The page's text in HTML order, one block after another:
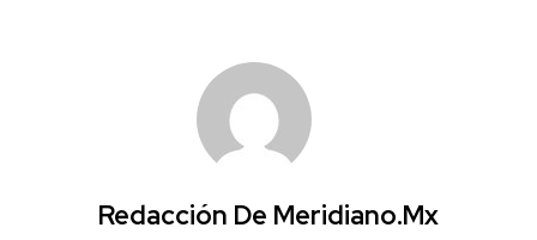
Redacción De Meridiano.mx